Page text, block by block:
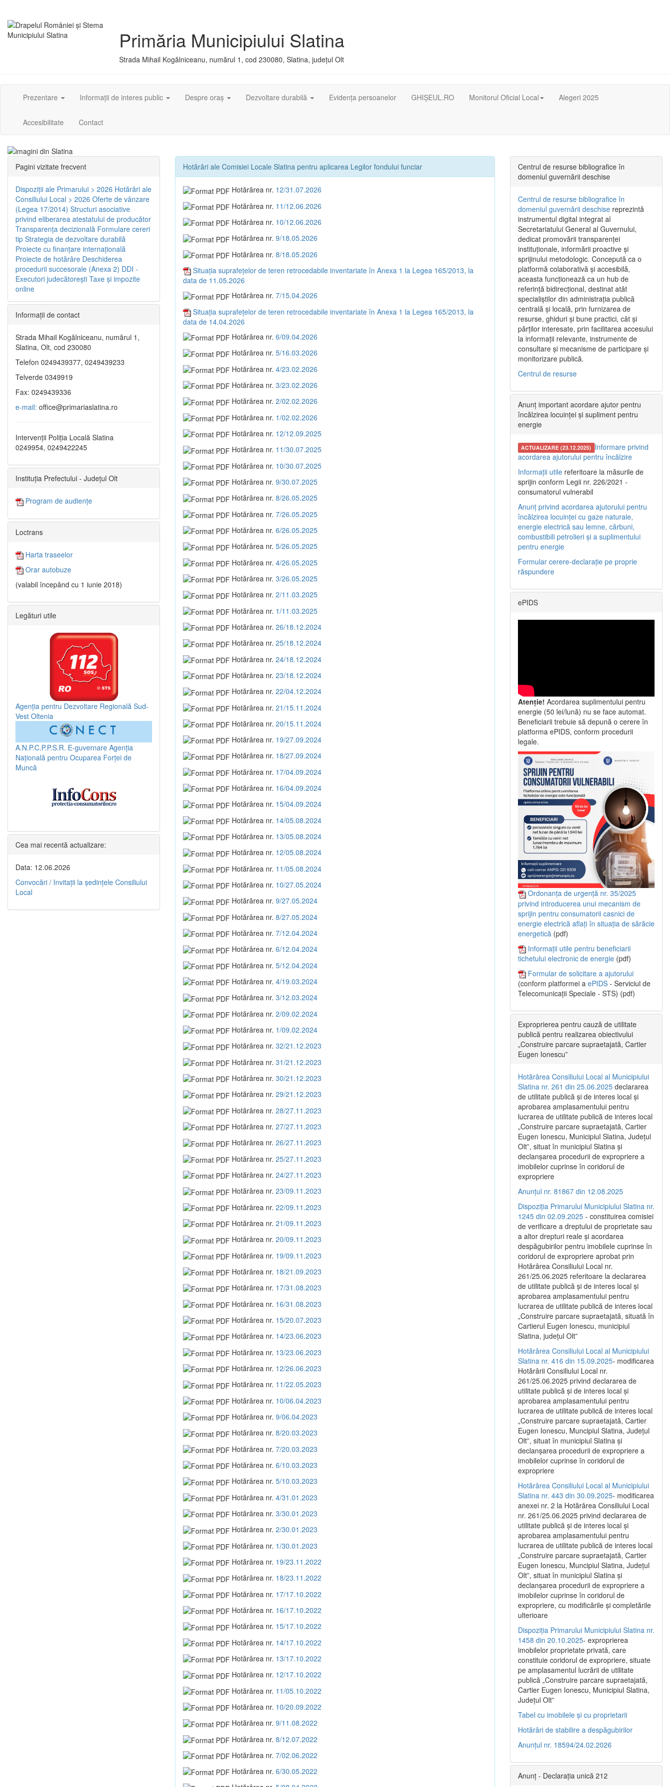
Primăria Municipiului Slatina
Strada Mihail Kogălniceanu, numărul 1, cod 230080, Slatina, județul Olt
Prezentare Informații de interes public Despre oraș Dezvoltare durabilă Evidența persoanelor GHIȘEUL.RO Monitorul Oficial Local Alegeri 2025
Accesibilitate Contact
Hotărâri ale Comisiei Locale Slatina pentru aplicarea Legilor fondului funciar
Hotărârea nr. 12/31.07.2026
Hotărârea nr. 11/12.06.2026
Hotărârea nr. 10/12.06.2026
Hotărârea nr. 9/18.05.2026
Hotărârea nr. 8/18.05.2026
Situația suprafețelor de teren retrocedabile inventariate în Anexa 1 la Legea 165/2013, la
data de 11.05.2026
Hotărârea nr. 7/15.04.2026
Situația suprafețelor de teren retrocedabile inventariate în Anexa 1 la Legea 165/2013, la
data de 14.04.2026
Hotărârea nr. 6/09.04.2026
Hotărârea nr. 5/16.03.2026
Hotărârea nr. 4/23.02.2026
Hotărârea nr. 3/23.02.2026
Hotărârea nr. 2/02.02.2026
Hotărârea nr. 1/02.02.2026
Hotărârea nr. 12/12.09.2025
Hotărârea nr. 11/30.07.2025
Hotărârea nr. 10/30.07.2025
Hotărârea nr. 9/30.07.2025
Hotărârea nr. 8/26.05.2025
Hotărârea nr. 7/26.05.2025
Hotărârea nr. 6/26.05.2025
Hotărârea nr. 5/26.05.2025
Hotărârea nr. 4/26.05.2025
Hotărârea nr. 3/26.05.2025
Hotărârea nr. 2/11.03.2025
Hotărârea nr. 1/11.03.2025
Hotărârea nr. 26/18.12.2024
Hotărârea nr. 25/18.12.2024
Hotărârea nr. 24/18.12.2024
Hotărârea nr. 23/18.12.2024
Hotărârea nr. 22/04.12.2024
Hotărârea nr. 21/15.11.2024
Hotărârea nr. 20/15.11.2024
Hotărârea nr. 19/27.09.2024
Hotărârea nr. 18/27.09.2024
Hotărârea nr. 17/04.09.2024
Hotărârea nr. 16/04.09.2024
Hotărârea nr. 15/04.09.2024
Hotărârea nr. 14/05.08.2024
Hotărârea nr. 13/05.08.2024
Hotărârea nr. 12/05.08.2024
Hotărârea nr. 11/05.08.2024
Hotărârea nr. 10/27.05.2024
Hotărârea nr. 9/27.05.2024
Hotărârea nr. 8/27.05.2024
Hotărârea nr. 7/12.04.2024
Hotărârea nr. 6/12.04.2024
Hotărârea nr. 5/12.04.2024
Hotărârea nr. 4/19.03.2024
Hotărârea nr. 3/12.03.2024
Hotărârea nr. 2/09.02.2024
Hotărârea nr. 1/09.02.2024
Hotărârea nr. 32/21.12.2023
Hotărârea nr. 31/21.12.2023
Hotărârea nr. 30/21.12.2023
Hotărârea nr. 29/21.12.2023
Hotărârea nr. 28/27.11.2023
Hotărârea nr. 27/27.11.2023
Hotărârea nr. 26/27.11.2023
Hotărârea nr. 25/27.11.2023
Hotărârea nr. 24/27.11.2023
Hotărârea nr. 23/09.11.2023
Hotărârea nr. 22/09.11.2023
Hotărârea nr. 21/09.11.2023
Hotărârea nr. 20/09.11.2023
Hotărârea nr. 19/09.11.2023
Hotărârea nr. 18/21.09.2023
Hotărârea nr. 17/31.08.2023
Hotărârea nr. 16/31.08.2023
Hotărârea nr. 15/20.07.2023
Hotărârea nr. 14/23.06.2023
Hotărârea nr. 13/23.06.2023
Hotărârea nr. 12/26.06.2023
Hotărârea nr. 11/22.05.2023
Hotărârea nr. 10/06.04.2023
Hotărârea nr. 9/06.04.2023
Hotărârea nr. 8/20.03.2023
Hotărârea nr. 7/20.03.2023
Hotărârea nr. 6/10.03.2023
Hotărârea nr. 5/10.03.2023
Hotărârea nr. 4/31.01.2023
Hotărârea nr. 3/30.01.2023
Hotărârea nr. 2/30.01.2023
Hotărârea nr. 1/30.01.2023
Hotărârea nr. 19/23.11.2022
Hotărârea nr. 18/23.11.2022
Hotărârea nr. 17/17.10.2022
Hotărârea nr. 16/17.10.2022
Hotărârea nr. 15/17.10.2022
Hotărârea nr. 14/17.10.2022
Hotărârea nr. 13/17.10.2022
Hotărârea nr. 12/17.10.2022
Hotărârea nr. 11/05.10.2022
Hotărârea nr. 10/20.09.2022
Hotărârea nr. 9/11.08.2022
Hotărârea nr. 8/12.07.2022
Hotărârea nr. 7/02.06.2022
Hotărârea nr. 6/30.05.2022
Pagini vizitate frecvent
Dispoziţii ale Primarului > 2026 Hotărâri ale
Consiliului Local > 2026 Oferte de vânzare
(Legea 17/2014) Structuri asociative
privind eliberarea atestatului de producător
Transparenţa decizională Formulare cereri
tip Strategia de dezvoltare durabilă
Proiecte cu finanţare internaţională
Proiecte de hotărâre Deschiderea
procedurii succesorale (Anexa 2) DDI -
Executori judecătorești Taxe şi impozite
online
Informaţii de contact
Strada Mihail Kogălniceanu, numărul 1,
Slatina, Olt, cod 230080
Telefon 0249439377, 0249439233
Telverde 0349919
Fax: 0249439336
e-mail: office@primariaslatina.ro
Intervenții Poliția Locală Slatina
0249954, 0249422245
Instituția Prefectului - Județul Olt
Program de audiențe
Loctrans
Harta traseelor
Orar autobuze
(valabil începând cu 1 iunie 2018)
Legături utile
Agenția pentru Dezvoltare Regională Sud-
Vest Oltenia
A.N.P.C.P.P.S.R. E-guvernare Agenția
Națională pentru Ocuparea Forței de
Muncă
Cea mai recentă actualizare:
Data: 12.06.2026
Convocări / Invitaţii la şedinţele Consiliului
Local
Centrul de resurse bibliografice în
domeniul guvernării deschise
Centrul de resurse bibliografice în
domeniul guvernării deschise reprezintă
instrumentul digital integrat al
Secretariatului General al Guvernului,
dedicat promovării transparenței
instituționale, informării proactive și
sprijinului metodologic. Concepută ca o
platformă colaborativă și accesibilă,
aceasta funcționează ca un hub de
referință bidirecțional, destinat atât
specialiștilor din administrația publică
centrală și locală, prin furnizarea de
resurse, ghiduri și bune practici, cât și
părților interesate, prin facilitarea accesului
la informații relevante, instrumente de
consultare și mecanisme de participare și
monitorizare publică.
Centrul de resurse
Anunț important acordare ajutor pentru
încălzirea locuinței și supliment pentru
energie
ACTUALIZARE (23.12.2025) Informare privind
acordarea ajutorului pentru încălzire
Informații utile referitoare la măsurile de
sprijin conform Legii nr. 226/2021 -
consumatorul vulnerabil
Anunț privind acordarea ajutorului pentru
încălzirea locuinței cu gaze naturale,
energie electrică sau lemne, cărbuni,
combustibili petrolieri și a suplimentului
pentru energie
Formular cerere-declarație pe proprie
răspundere
ePIDS
Atenție! Acordarea suplimentului pentru
energie (50 lei/lună) nu se face automat.
Beneficiarii trebuie să depună o cerere în
platforma ePIDS, conform procedurii
legale.
Ordonanța de urgență nr. 35/2025
privind introducerea unui mecanism de
sprijin pentru consumatorii casnici de
energie electrică aflați în situația de sărăcie
energetică (pdf)
Informații utile pentru beneficiarii
tichetului electronic de energie (pdf)
Formular de solicitare a ajutorului
(conform platformei a ePIDS - Serviciul de
Telecomunicații Speciale - STS) (pdf)
Exproprierea pentru cauză de utilitate
publică pentru realizarea obiectivului
„Construire parcare supraetajată, Cartier
Eugen Ionescu”
Hotărârea Consiliului Local al Municipiului
Slatina nr. 261 din 25.06.2025 declararea
de utilitate publică și de interes local și
aprobarea amplasamentului pentru
lucrarea de utilitate publică de interes local
„Construire parcare supraetajată, Cartier
Eugen Ionescu, Municipiul Slatina, Județul
Olt”, situat în municipiul Slatina și
declanșarea procedurii de expropriere a
imobilelor cuprinse în coridorul de
expropriere
Anunțul nr. 81867 din 12.08.2025
Dispoziția Primarului Municipiului Slatina nr.
1245 din 02.09.2025 - constituirea comisiei
de verificare a dreptului de proprietate sau
a altor drepturi reale și acordarea
despăgubirilor pentru imobilele cuprinse în
coridorul de expropriere aprobat prin
Hotărârea Consiliului Local nr.
261/25.06.2025 referitoare la declararea
de utilitate publică și de interes local și
aprobarea amplasamentului pentru
lucrarea de utilitate publică de interes local
„Construire parcare supraetajată, situată în
Cartierul Eugen Ionescu, municipiul
Slatina, județul Olt”
Hotărârea Consiliului Local al Municipiului
Slatina nr. 416 din 15.09.2025- modificarea
Hotărârii Consiliului Local nr.
261/25.06.2025 privind declararea de
utilitate publică și de interes local și
aprobarea amplasamentului pentru
lucrarea de utilitate publică de interes local
„Construire parcare supraetajată, Cartier
Eugen Ionescu, Muncipiul Slatina, Județul
Olt”, situat în municipiul Slatina și
declanșarea procedurii de expropriere a
imobilelor cuprinse în coridorul de
expropriere
Hotărârea Consiliului Local al Municipiului
Slatina nr. 443 din 30.09.2025- modificarea
anexei nr. 2 la Hotărârea Consiliului Local
nr. 261/25.06.2025 privind declararea de
utilitate publică şi de interes local şi
aprobarea amplasamentului pentru
lucrarea de utilitate publică de interes local
„Construire parcare supraetajată, Cartier
Eugen Ionescu, Muncipiul Slatina, Judeţul
Olt”, situat în municipiul Slatina şi
declanşarea procedurii de expropriere a
imobilelor cuprinse în coridorul de
expropriere, cu modificările şi completările
ulterioare
Dispoziția Primarului Municipiului Slatina nr.
1458 din 20.10.2025- exproprierea
imobilelor proprietate privată, care
constituie coridorul de expropriere, situate
pe amplasamentul lucrării de utilitate
publică „Construire parcare supraetajată,
Cartier Eugen Ionescu, Municipiul Slatina,
Județul Olt”
Tabel cu imobilele și cu proprietarii
Hotărâri de stabilire a despăgubirilor
Anunțul nr. 18594/24.02.2026
Anunț - Declarația unică 212